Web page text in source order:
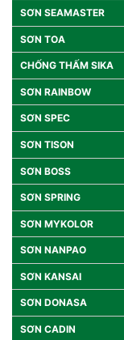
SƠN SEAMASTER
SƠN TOA
CHỐNG THẤM SIKA
SƠN RAINBOW
SƠN SPEC
SƠN TISON
SƠN BOSS
SƠN SPRING
SƠN MYKOLOR
SƠN NANPAO
SƠN KANSAI
SƠN DONASA
SƠN CADIN